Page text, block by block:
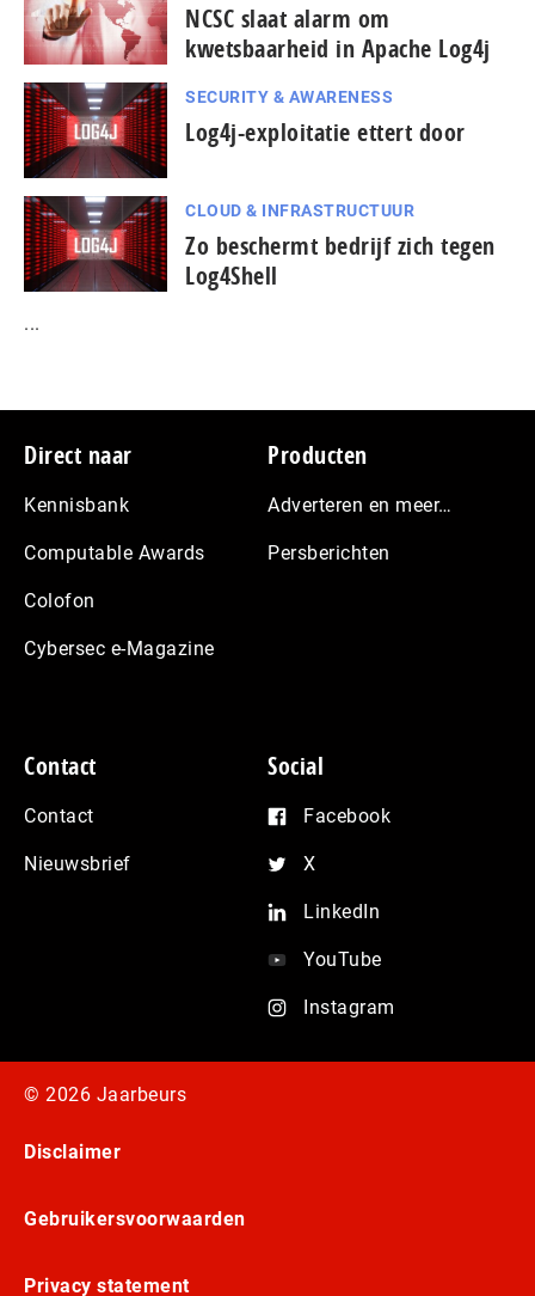
NCSC slaat alarm om
kwetsbaarheid in Apache Log4j
SECURITY & AWARENESS
Log4j-exploitatie ettert door
CLOUD & INFRASTRUCTUUR
Zo beschermt bedrijf zich tegen
Log4Shell
...
Footer
Direct naar
Kennisbank
Computable Awards
Colofon
Cybersec e-Magazine
Producten
Adverteren en meer…
Persberichten
Contact
Contact
Nieuwsbrief
Social
Facebook
X
LinkedIn
YouTube
Instagram
© 2026 Jaarbeurs
Disclaimer
Gebruikersvoorwaarden
Privacy statement